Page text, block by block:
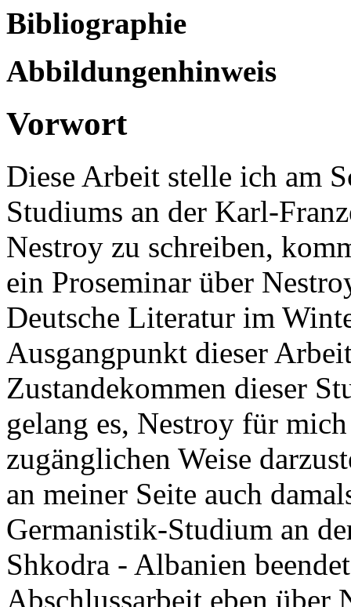
Bibliographie
Abbildungenhinweis
Vorwort
Diese Arbeit stelle ich am
Studiums an der Karl-
Nestroy zu schreiben,
ein Proseminar über
Deutsche Literatur im
Ausgangpunkt dieser
Zustandekommen dieser
gelang es, Nestroy für
zugänglichen Weise
an meiner Seite auch
Germanistik-Studium an
Shkodra - Albanien
Abschlussarbeit eben über